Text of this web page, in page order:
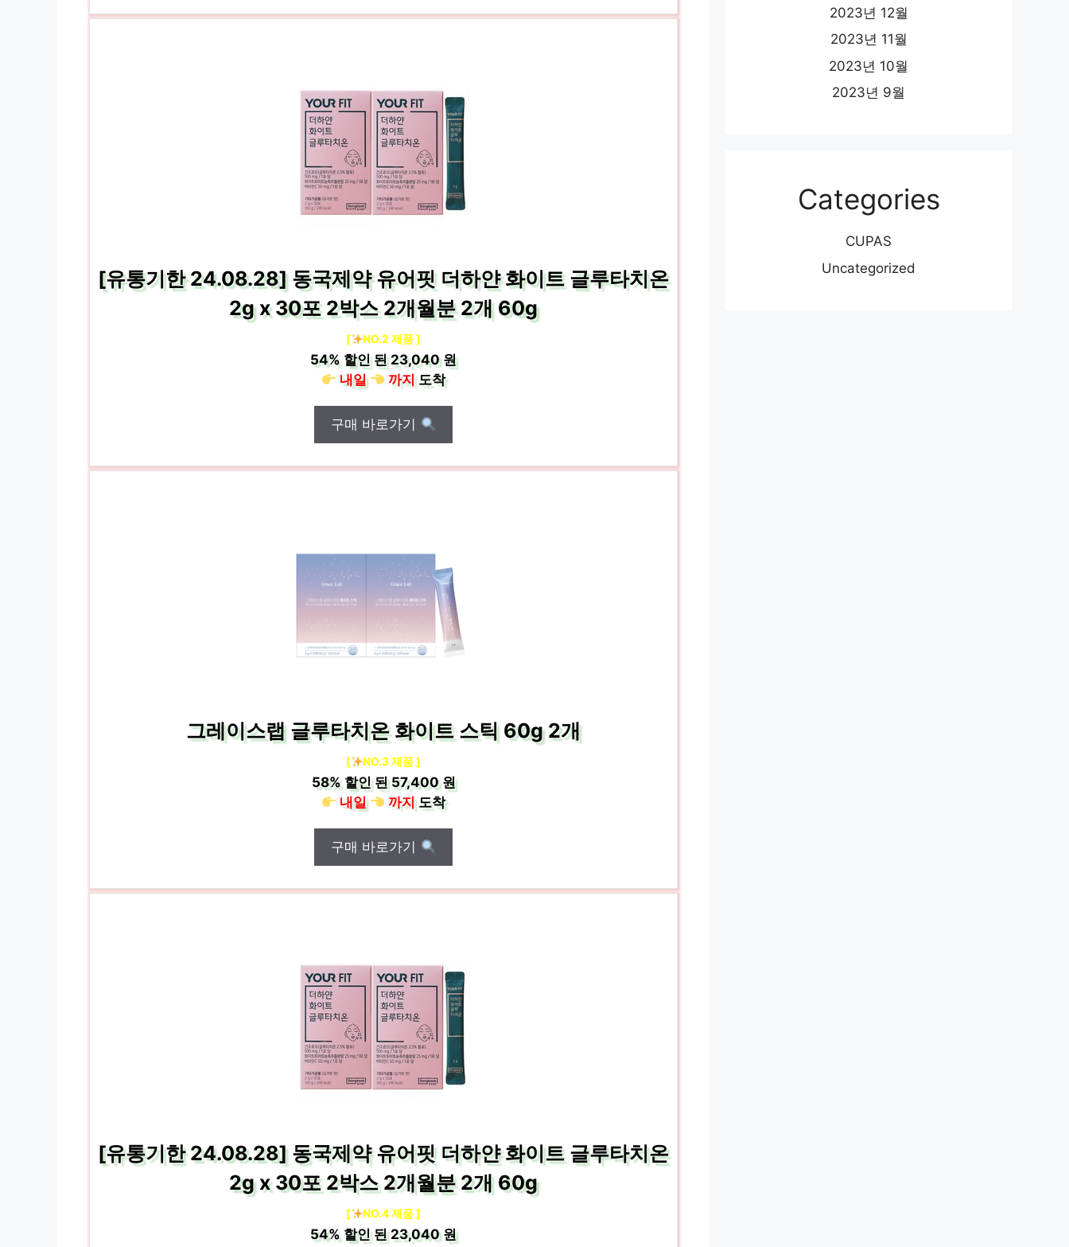
[유통기한 24.08.28] 동국제약 유어핏 더하얀 화이트 글루타치온
2g x 30포 2박스 2개월분 2개 60g
[ NO.2 제품 ]
54%할인 된23,040 원
내일
까지도착
구매 바로가기
그레이스랩 글루타치온 화이트 스틱 60g 2개
[ NO.3 제품 ]
58%할인 된57,400 원
내일
까지도착
구매 바로가기
[유통기한 24.08.28] 동국제약 유어핏 더하얀 화이트 글루타치온
2g x 30포 2박스 2개월분 2개 60g
[ NO.4 제품 ]
54%할인 된23,040 원
2023년 12월
2023년 11월
2023년 10월
2023년 9월
Categories
CUPAS
Uncategorized